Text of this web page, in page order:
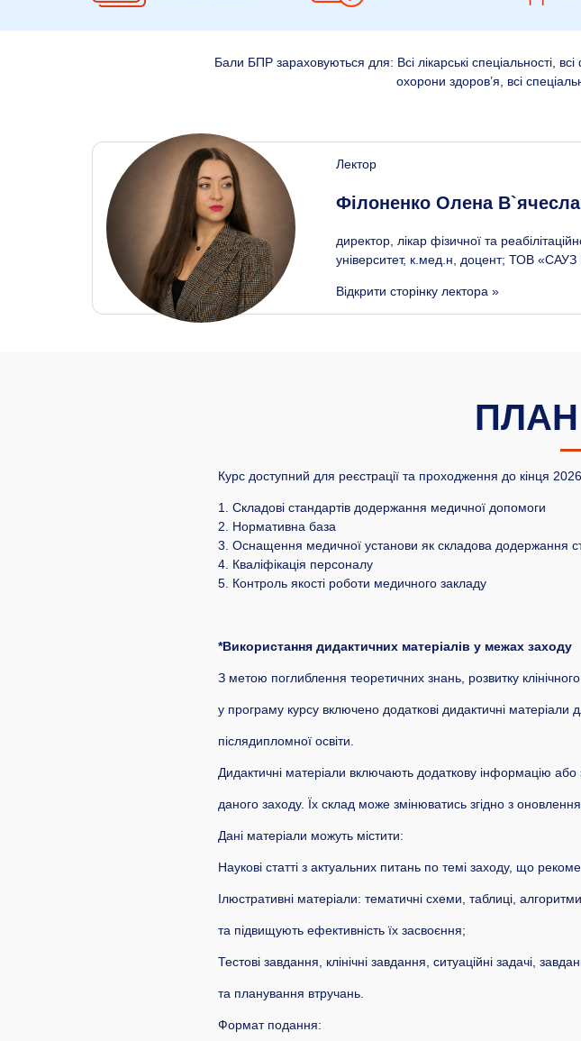
Бали БПР зараховуються для: Всі лікарські спеціальності,
охорони здоров’я, всі
Лектор
Філоненко Олена
директор, лікар фізичної та
університет, к.мед.н, доцент; ТОВ
Відкрити сторінку лектора »
Курс доступний для реєстрації та проходження до кінця
1. Складові стандартів додержання медичної допомоги
2. Нормативна база
3. Оснащення медичної установи як складова додержання
4. Кваліфікація персоналу
5. Контроль якості роботи медичного закладу
*Використання дидактичних матеріалів у межах заходу
З метою поглиблення теоретичних знань, розвитку
у програму курсу включено додаткові дидактичні
післядипломної освіти.
Дидактичні матеріали включають додаткову інформацію або
даного заходу. Їх склад може змінюватись згідно з
Дані матеріали можуть містити:
Наукові статті з актуальних питань по темі заходу, що
Ілюстративні матеріали: тематичні схеми, таблиці,
та підвищують ефективність їх засвоєння;
Тестові завдання, клінічні завдання, ситуаційні задачі,
та планування втручань.
Формат подання: